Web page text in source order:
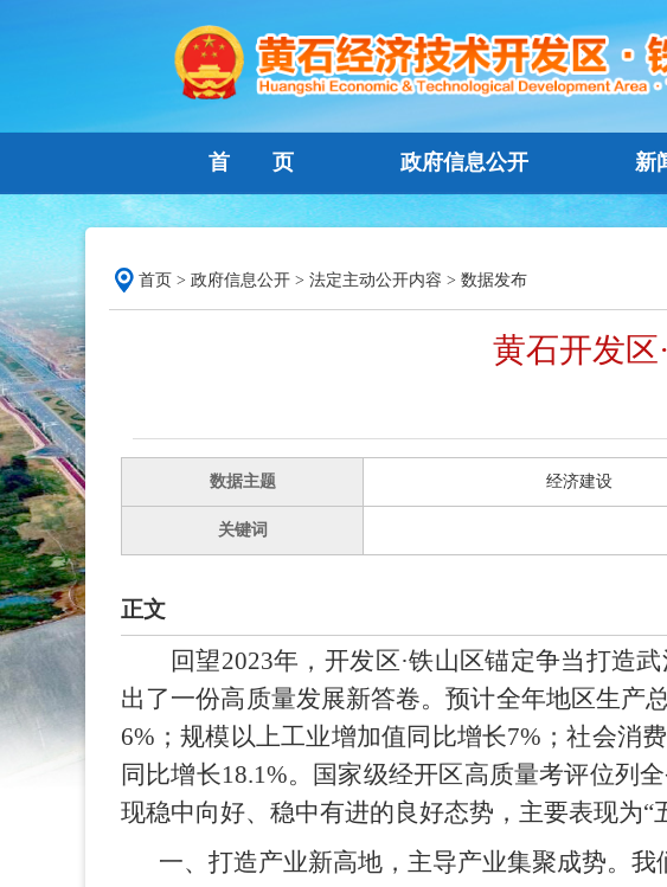
首 页 政府信息公开 新
首页 > 政府信息公开 > 法定主动公开内容 > 数据发布
黄石开发区
数据主题 经济建设
关键词
正文
回望2023年，开发区·铁山区锚定争当打造
出了一份高质量发展新答卷。预计全年地区生产
6%；规模以上工业增加值同比增长7%；社会消
同比增长18.1%。国家级经开区高质量考评位列
现稳中向好、稳中有进的良好态势，主要表现为“
一、打造产业新高地，主导产业集聚成势。